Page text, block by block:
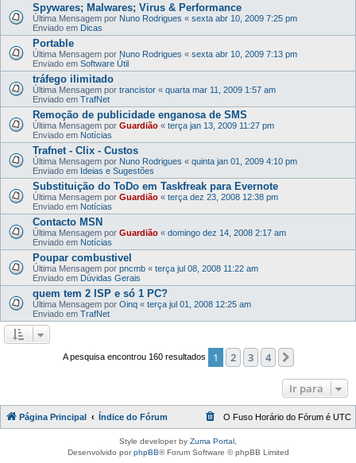
Spywares; Malwares; Virus & Performance
Última Mensagem por Nuno Rodrigues « sexta abr 10, 2009 7:25 pm
Enviado em Dicas
Portable
Última Mensagem por Nuno Rodrigues « sexta abr 10, 2009 7:13 pm
Enviado em Software Útil
tráfego ilimitado
Última Mensagem por trancistor « quarta mar 11, 2009 1:57 am
Enviado em TrafNet
Remoção de publicidade enganosa de SMS
Última Mensagem por Guardião « terça jan 13, 2009 11:27 pm
Enviado em Notícias
Trafnet - Clix - Custos
Última Mensagem por Nuno Rodrigues « quinta jan 01, 2009 4:10 pm
Enviado em Ideias e Sugestões
Substituição do ToDo em Taskfreak para Evernote
Última Mensagem por Guardião « terça dez 23, 2008 12:38 pm
Enviado em Notícias
Contacto MSN
Última Mensagem por Guardião « domingo dez 14, 2008 2:17 am
Enviado em Notícias
Poupar combustivel
Última Mensagem por pncmb « terça jul 08, 2008 11:22 am
Enviado em Dúvidas Gerais
quem tem 2 ISP e só 1 PC?
Última Mensagem por Oinq « terça jul 01, 2008 12:25 am
Enviado em TrafNet
A pesquisa encontrou 160 resultados 1 2 3 4
Ir para
Página Principal Índice do Fórum O Fuso Horário do Fórum é UTC
Style developer by Zuma Portal
Desenvolvido porphpBB® Forum Software © phpBB Limited